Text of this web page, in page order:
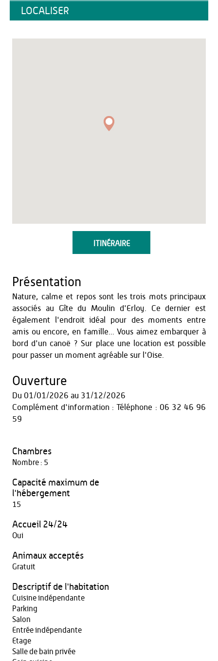
LOCALISER
ITINÉRAIRE
Présentation
Nature, calme et repos sont les trois mots principaux
associés au Gîte du Moulin d'Erloy. Ce dernier est
également l'endroit idéal pour des moments entre
amis ou encore, en famille... Vous aimez embarquer à
bord d'un canoë ? Sur place une location est possible
pour passer un moment agréable sur l'Oise.
Ouverture
Du 01/01/2026 au 31/12/2026
Complément d'information : Téléphone : 06 32 46 96
59
Chambres
Nombre : 5
Capacité maximum de
l'hébergement
15
Accueil 24/24
Oui
Animaux acceptés
Gratuit
Descriptif de l'habitation
Cuisine indépendante
Parking
Salon
Entrée indépendante
Etage
Salle de bain privée